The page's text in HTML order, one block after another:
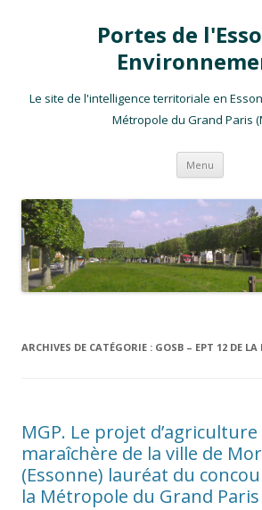
Portes de
Le site de l'intelligence territoriale en
Métropole du Grand Paris
Menu Aller
ARCHIVES DE CATÉGORIE : GOSB – EPT 12 DE LA
MGP. Le projet
maraîchère de la ville de
(Essonne) lauréat du
la Métropole du Grand Paris